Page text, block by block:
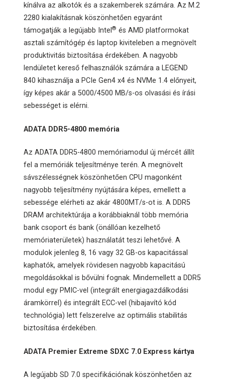
kínálva az alkotók és a szakemberek számára. Az M.2
2280 kialakításnak köszönhetően egyaránt
támogatják a legújabb Intel® és AMD platformokat
asztali számítógép és laptop kiviteleben a megnövelt
produktivitás biztosítása érdekében. A nagyobb
lendületet kereső felhasználók számára a LEGEND
840 kihasználja a PCIe Gen4 x4 és NVMe 1.4 előnyeit,
így képes akár a 5000/4500 MB/s-os olvasási és írási
sebességet is elérni.
ADATA DDR5-4800 memória
Az ADATA DDR5-4800 memóriamodul új mércét állít
fel a memóriák teljesítménye terén. A megnövelt
sávszélességnek köszönhetően CPU magonként
nagyobb teljesítmény nyújtására képes, emellett a
sebessége elérheti az akár 4800MT/s-ot is. A DDR5
DRAM architektúrája a korábbiaknál több memória
bank csoport és bank (önállóan kezelhető
memóriaterületek) használatát teszi lehetővé. A
modulok jelenleg 8, 16 vagy 32 GB-os kapacitással
kaphatók, amelyek rövidesen nagyobb kapacitású
megoldásokkal is bővülni fognak. Mindemellett a DDR5
modul egy PMIC-vel (integrált energiagazdálkodási
áramkörrel) és integrált ECC-vel (hibajavító kód
technológia) lett felszerelve az optimális stabilitás
biztosítása érdekében.
ADATA Premier Extreme SDXC 7.0 Express kártya
A legújabb SD 7.0 specifikációnak köszönhetően az